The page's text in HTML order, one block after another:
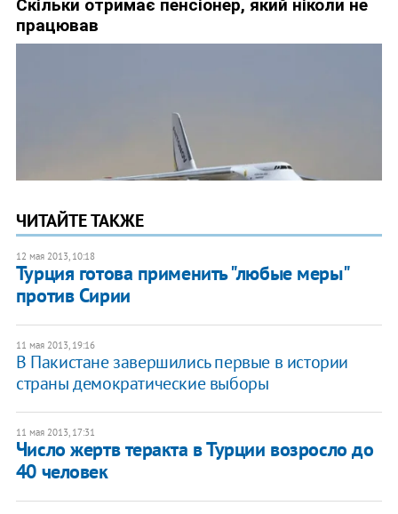
ЧИТАЙТЕ ТАКЖЕ
12 мая 2013, 10:18
Турция готова применить "любые меры"
против Сирии
11 мая 2013, 19:16
В Пакистане завершились первые в истории
страны демократические выборы
11 мая 2013, 17:31
Число жертв теракта в Турции возросло до
40 человек